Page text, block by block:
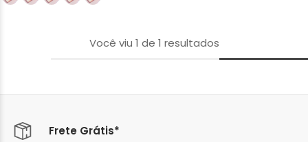
Você viu 1 de 1 resultados
Frete Grátis*